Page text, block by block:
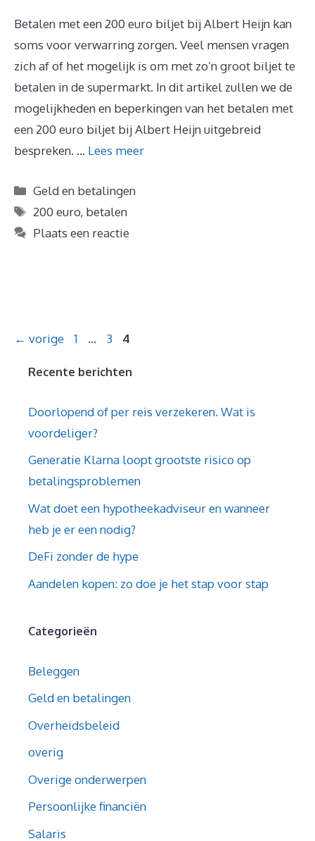
Betalen met een 200 euro biljet bij Albert Heijn kan
soms voor verwarring zorgen. Veel mensen vragen
zich af of het mogelijk is om met zo’n groot biljet te
betalen in de supermarkt. In dit artikel zullen we de
mogelijkheden en beperkingen van het betalen met
een 200 euro biljet bij Albert Heijn uitgebreid
bespreken. … Lees meer
Categorieën
Geld en betalingen
Tags
200 euro, betalen
Plaats een reactie
← vorige Pagina
1 … Pagina
3 Pagina
4
Recente berichten
Doorlopend of per reis verzekeren. Wat is
voordeliger?
Generatie Klarna loopt grootste risico op
betalingsproblemen
Wat doet een hypotheekadviseur en wanneer
heb je er een nodig?
DeFi zonder de hype
Aandelen kopen: zo doe je het stap voor stap
Categorieën
Beleggen
Geld en betalingen
Overheidsbeleid
overig
Overige onderwerpen
Persoonlijke financiën
Salaris